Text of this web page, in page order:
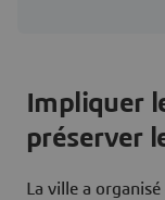
Impliquer
préserver
La ville a